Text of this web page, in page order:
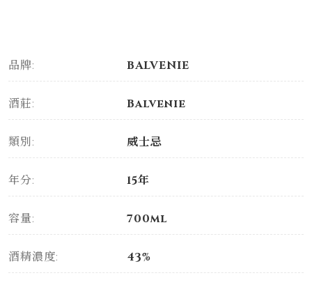
品牌: BALVENIE
酒莊: Balvenie
類別: 威士忌
年分: 15年
容量: 700ml
酒精濃度: 43%